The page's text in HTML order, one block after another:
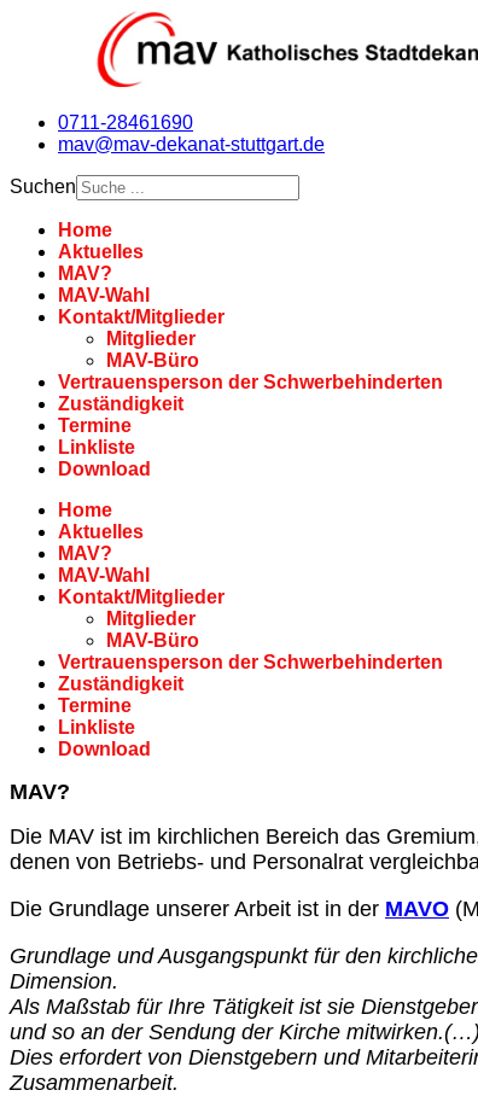
0711-28461690
mav@mav-dekanat-stuttgart.de
Suchen
Home
Aktuelles
MAV?
MAV-Wahl
Kontakt/Mitglieder
Mitglieder
MAV-Büro
Vertrauensperson der Schwerbehinderten
Zuständigkeit
Termine
Linkliste
Download
Home
Aktuelles
MAV?
MAV-Wahl
Kontakt/Mitglieder
Mitglieder
MAV-Büro
Vertrauensperson der Schwerbehinderten
Zuständigkeit
Termine
Linkliste
Download
MAV?
Die MAV ist im kirchlichen Bereich das
denen von Betriebs‐ und Personalrat
Die Grundlage unserer Arbeit ist in der MAVO
Grundlage und Ausgangspunkt für den
Dimension.
Als Maßstab für Ihre Tätigkeit ist sie
und so an der Sendung der Kirche mitwirken.(…)
Dies erfordert von Dienstgebern und
Zusammenarbeit.